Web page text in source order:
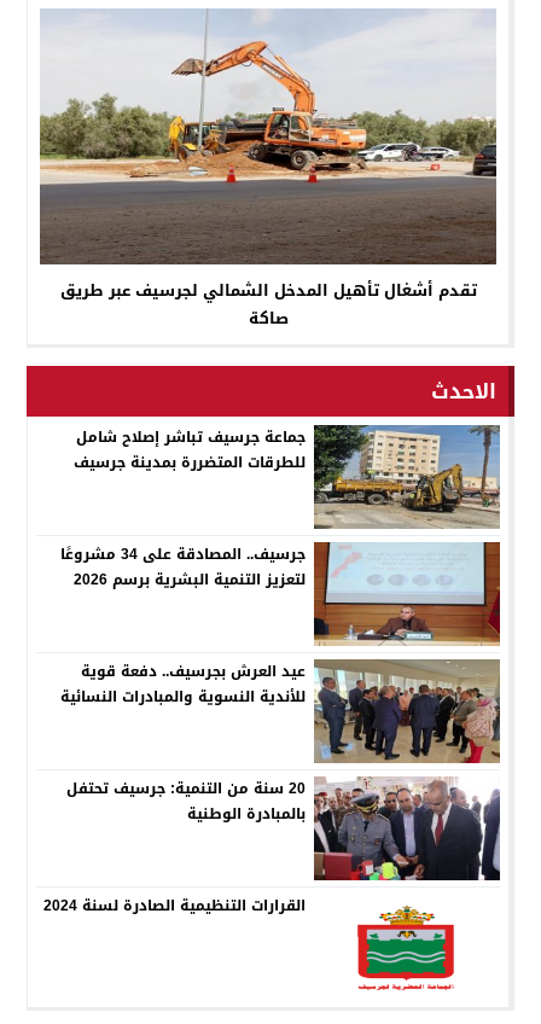
تقدم أشغال تأهيل المدخل الشمالي لجرسيف عبر طريق
صاكة
الاحدث
جماعة جرسيف تباشر إصلاح شامل
للطرقات المتضررة بمدينة جرسيف
جرسيف.. المصادقة على 34 مشروعًا
لتعزيز التنمية البشرية برسم 2026
عيد العرش بجرسيف.. دفعة قوية
للأندية النسوية والمبادرات النسائية
20 سنة من التنمية: جرسيف تحتفل
بالمبادرة الوطنية
القرارات التنظيمية الصادرة لسنة 2024